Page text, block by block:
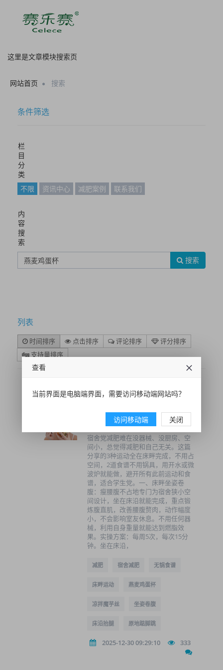
这里是文章模块搜索页
网站首页 搜索
条件筛选
栏
目
分
类
不限
资讯中心 减肥案例 联系我们
内
容
搜
索
搜索
列表
时间排序 点击排序 评论排序
评分排序
支持量排序
+2道无锅食谱，不用出门也能
宿舍党减肥难在没器械、没厨房、空
间小，总觉得减肥和自己无关。这篇
分享的3种运动全在床畔完成，不用占
空间，2道食谱不用锅具，用开水或微
波炉就能做，避开所有此前运动和食
谱，适合学生党。一、床畔坐姿卷
腹：瘦腰腹不占地专门为宿舍狭小空
间设计，坐在床沿就能完成，重点锻
炼腹直肌，改善腰腹赘肉，动作幅度
小，不会影响室友休息。不用任何器
械，利用自身重量就能达到燃脂效
果。实操方案：每周5次，每次15分
钟。坐在床沿，
减肥 宿舍减肥 无锅食谱
床畔运动 燕麦鸡蛋杯
凉拌魔芋丝 坐姿卷腹
床沿抬腿 原地踮脚跳
2025-12-30 09:29:10 333
查看
当前界面是电脑端界面，需要访问移动端网站吗？
访问移动端 关闭